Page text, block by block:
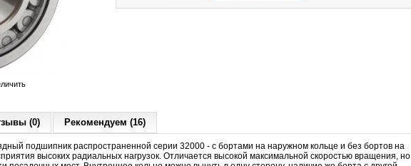
(0) Рекомендуем (16)
подшипник распространенной серии 32000 - с бортами на наружном кольце и без бортов на
высоких радиальных нагрузок. Отличается высокой максимальной скоростью вращения, но